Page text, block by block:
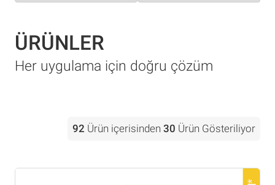
ÜRÜNLER
Her uygulama için doğru çözüm
92 Ürün içerisinden 30 Ürün Gösteriliyor